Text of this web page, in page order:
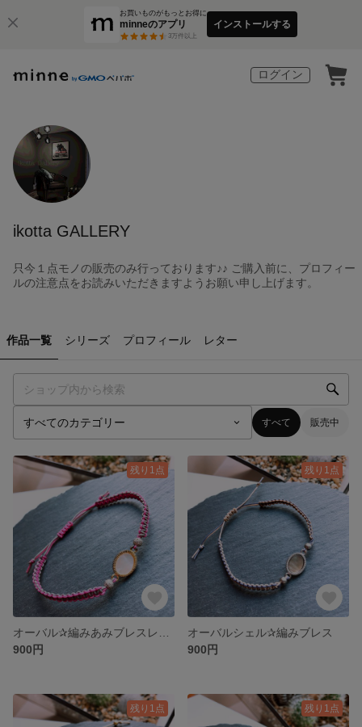
お買いものがもっとお得に
minneのアプリ
3万件以上
インストールする
ログイン
ikotta GALLERY
只今１点モノの販売のみ行っております♪♪ ご購入前に、プロフィー
ルの注意点をお読みいただきますようお願い申し上げます。
作品一覧 シリーズ プロフィール レター
すべて 販売中
残り1点
900円
残り1点
オーバルシェル✰編みブレス
900円
残り1点 残り1点